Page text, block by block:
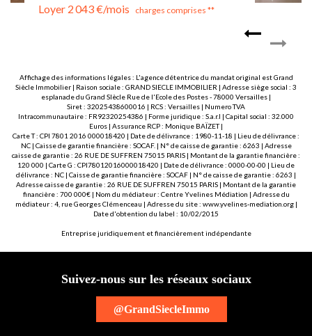
Loyer 780 €/mois charges comprises **
Affichage des informations légales : L'agence détentrice du mandat original est Grand
Siècle Immobilier | Raison sociale : GRAND SIECLE IMMOBILIER | Adresse siège social : 3
esplanade du Grand SIècle Rue de l'Ecole des Postes - 78000 Versailles |
Siret : 32025438600016 | RCS : Versailles | Numero TVA
Intracommunautaire : FR92320254386 | Forme juridique : S.a.r.l | Capital social : 32.000
Euros | Assurance RCP : Monique BAÏZET |
Carte T : CPI 7801 2016 000018420 | Date de délivrance : 1980-11-18 | Lieu de délivrance :
NC | Caisse de garantie financière : SOCAF. | N° de caisse de garantie : 6263 | Adresse
caisse de garantie : 26 RUE DE SUFFREN 75015 PARIS | Montant de la garantie financière :
120 000 | Carte G : CPI78012016000018420 | Date de délivrance : 0000-00-00 | Lieu de
délivrance : NC | Caisse de garantie financière : SOCAF | N° de caisse de garantie : 6263 |
Adresse caisse de garantie : 26 RUE DE SUFFREN 75015 PARIS | Montant de la garantie
financière : 700 000€ | Nom du médiateur : Centre Yvelines Médiation | Adresse du
médiateur : 4, rue Georges Clémenceau | Adresse du site : www.yvelines-mediation.org|
Date d'obtention du label : 10/02/2015
Entreprise juridiquement et financièrement indépendante
Suivez-nous sur les réseaux sociaux
@GrandSiecleImmo